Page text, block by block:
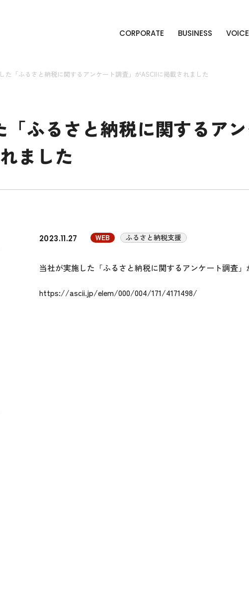
CORPORATE BUSINESS VOICE
た「ふるさと納税に関するアンケート調査」がASCIIに掲載されました
「ふるさと納税に関するア
ました
2023.11.27 WEB ふるさと納税支援
当社が実施した「ふるさと納税に関するアンケート調査」
https://ascii.jp/elem/000/004/171/4171498/